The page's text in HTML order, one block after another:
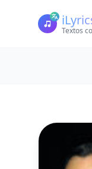
Textos